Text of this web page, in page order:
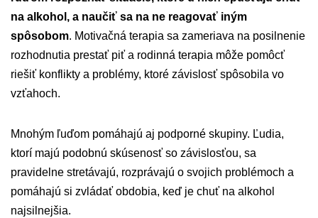
na alkohol, a naučiť sa na ne reagovať iným
spôsobom. Motivačná terapia sa zameriava na posilnenie
rozhodnutia prestať piť a rodinná terapia môže pomôcť
riešiť konflikty a problémy, ktoré závislosť spôsobila vo
vzťahoch.
Mnohým ľuďom pomáhajú aj podporné skupiny. Ľudia,
ktorí majú podobnú skúsenosť so závislosťou, sa
pravidelne stretávajú, rozprávajú o svojich problémoch a
pomáhajú si zvládať obdobia, keď je chuť na alkohol
najsilnejšia.